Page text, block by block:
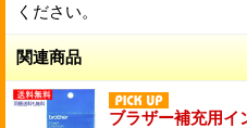
ください。
関連商品
ブラザー補充用イ